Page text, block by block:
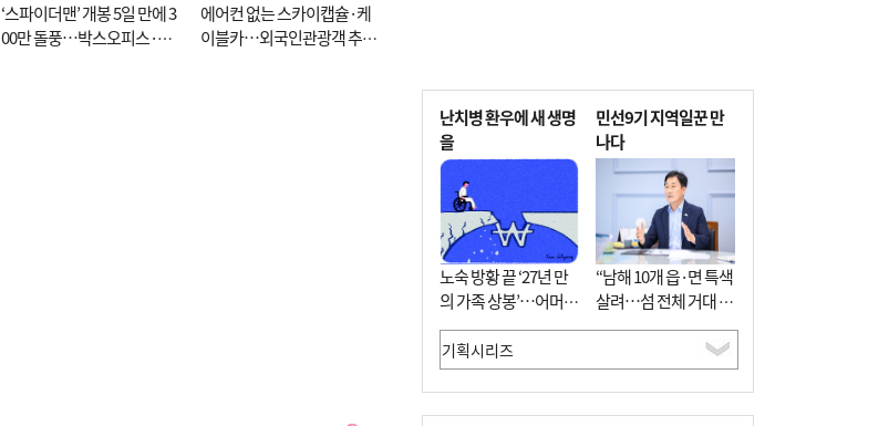
‘스파이더맨’ 개봉 5일 만에 3
00만 돌풍…박스오피스·예
에어컨 없는 스카이캡슐·케
이블카…외국인관광객 추억
난치병 환우에 새 생명
을
노숙 방황 끝 ‘27년 만
의 가족 상봉’…어머니
와 행복 꿈꿔
민선9기 지역일꾼 만
나다
“남해 10개 읍·면 특색
살려…섬 전체 거대 정
원으로 조성”